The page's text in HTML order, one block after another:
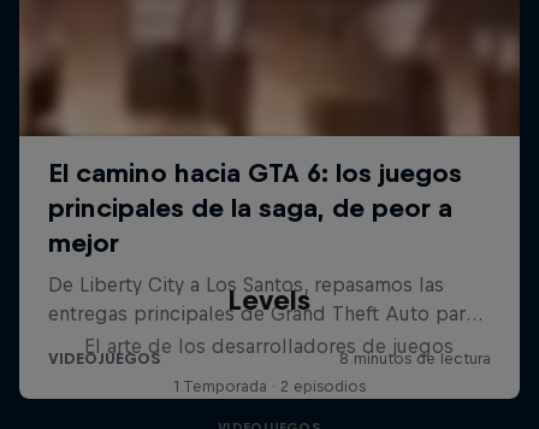
Levels
El arte de los desarrolladores de juegos
1 Temporada · 2 episodios